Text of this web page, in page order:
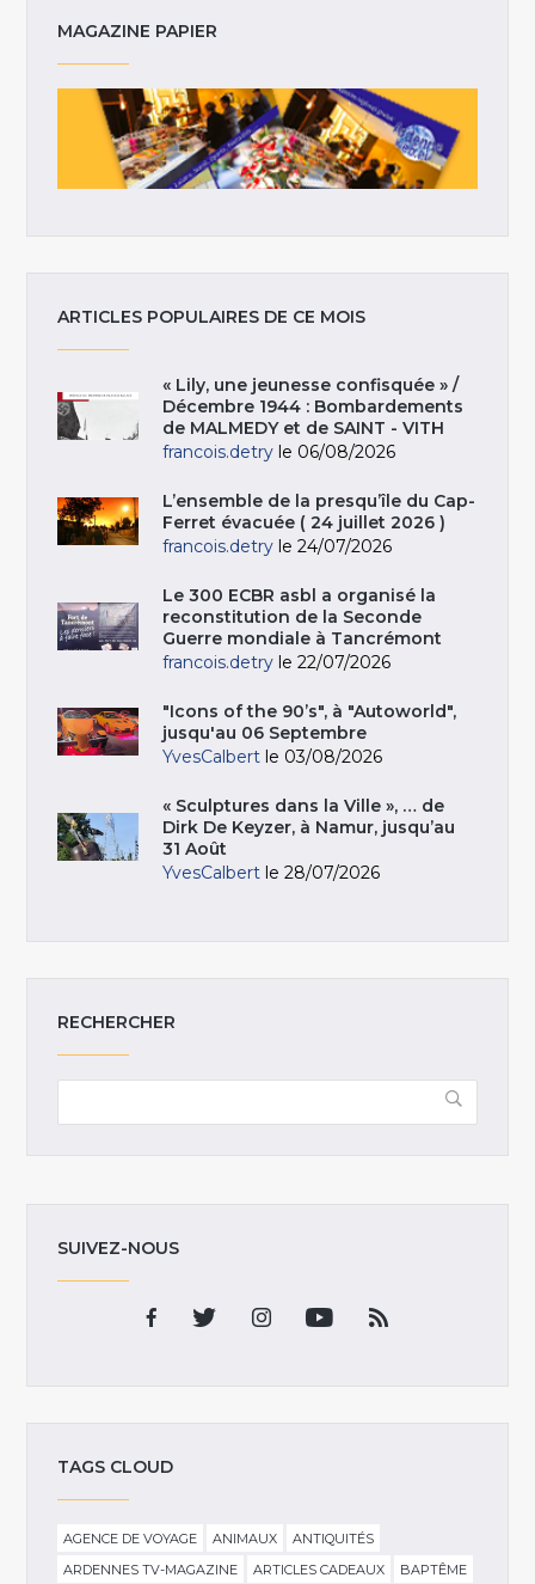
MAGAZINE PAPIER
ARTICLES POPULAIRES DE CE MOIS
« Lily, une jeunesse confisquée » /
Décembre 1944 : Bombardements
de MALMEDY et de SAINT - VITH
francois.detry le 06/08/2026
L’ensemble de la presqu’île du Cap-
Ferret évacuée ( 24 juillet 2026 )
francois.detry le 24/07/2026
Le 300 ECBR asbl a organisé la
reconstitution de la Seconde
Guerre mondiale à Tancrémont
francois.detry le 22/07/2026
"Icons of the 90’s", à "Autoworld",
jusqu'au 06 Septembre
YvesCalbert le 03/08/2026
« Sculptures dans la Ville », … de
Dirk De Keyzer, à Namur, jusqu’au
31 Août
YvesCalbert le 28/07/2026
RECHERCHER
SUIVEZ-NOUS
TAGS CLOUD
AGENCE DE VOYAGE ANIMAUX
ANTIQUITÉS
ARDENNES TV-MAGAZINE
ARTICLES CADEAUX
BAPTÊME